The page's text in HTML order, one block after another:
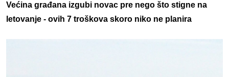
Većina građana izgubi novac pre nego što stigne na
letovanje - ovih 7 troškova skoro niko ne planira